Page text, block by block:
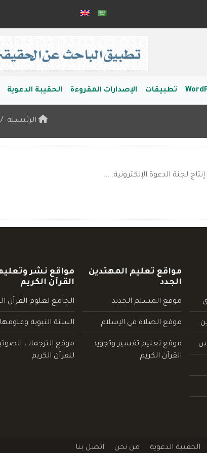
تطبيقات الإصدارات المقروءة الحقيبة الدعوية
الرئيسية
لجنة الدعوة الإلكترونية. ...
مواقع تعليم المهتدين
الجدد
موقع المسلم الجديد
موقع الصلاة في الإسلام
موقع تعليم تفسير وتجويد
القرآن الكريم
مواقع نشر
القرآن الكريم
الجامع لعلوم القرآن
السنة النبوية وعلومها
موقع الترجمات
للقرآن الكريم
الحقيبة الدعوية من نحن اتصل بنا